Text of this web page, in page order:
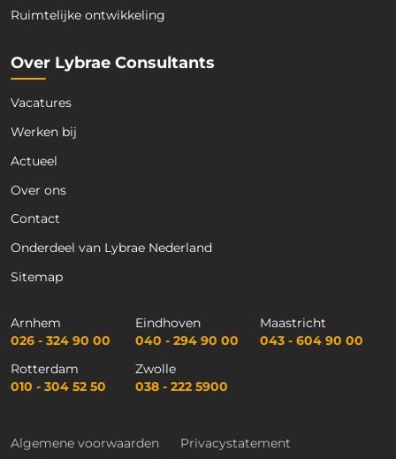
Ruimtelijke ontwikkeling
Over Lybrae Consultants
Vacatures
Werken bij
Actueel
Over ons
Contact
Onderdeel van Lybrae Nederland
Sitemap
Arnhem
026 - 324 90 00
Eindhoven
040 - 294 90 00
Maastricht
043 - 604 90 00
Rotterdam
010 - 304 52 50
Zwolle
038 - 222 5900
Algemene voorwaarden
Privacystatement